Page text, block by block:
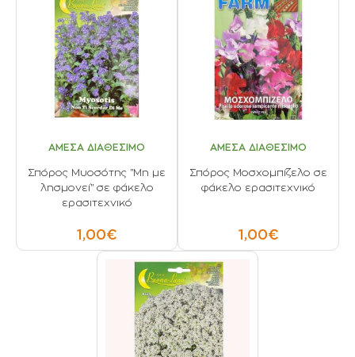
ΑΜΕΣΑ ΔΙΑΘΕΣΙΜΟ
Σπόρος Μυοσότης "Μη με
λησμονεί" σε φάκελο
ερασιτεχνικό
1,00€
ΑΜΕΣΑ ΔΙΑΘΕΣΙΜΟ
Σπόρος Μοσχομπίζελο σε
φάκελο ερασιτεχνικό
1,00€